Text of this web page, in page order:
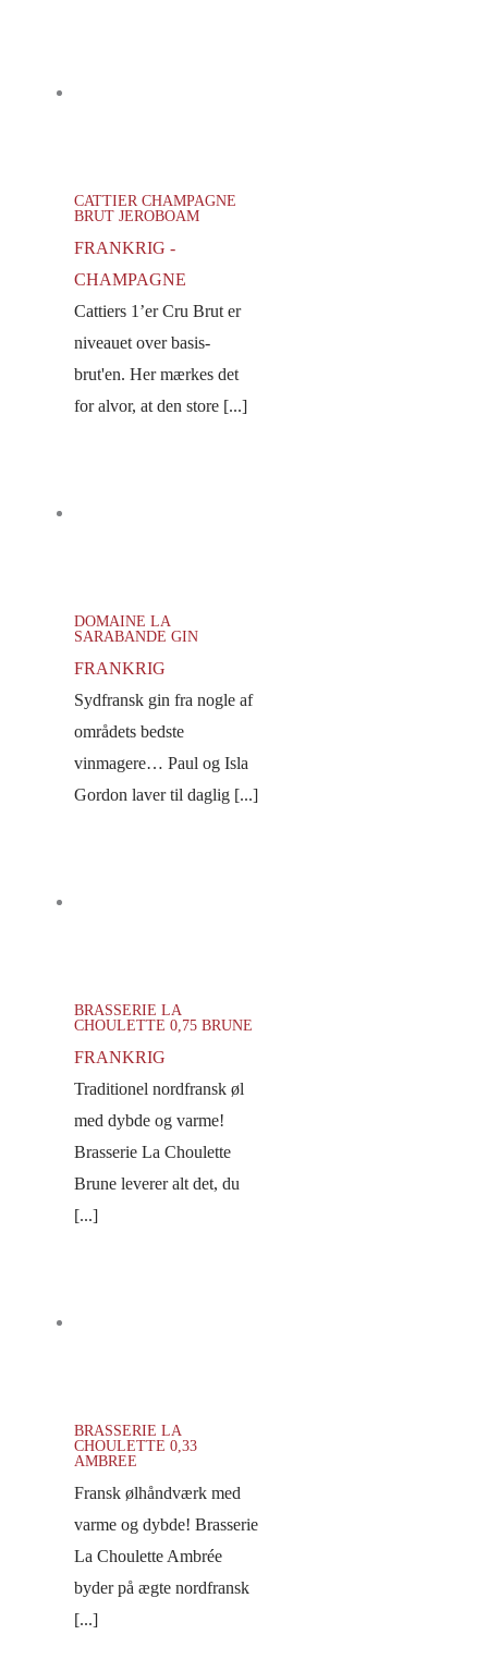
CATTIER CHAMPAGNE
BRUT JEROBOAM
FRANKRIG -
CHAMPAGNE
Cattiers 1’er Cru Brut er
niveauet over basis-
brut'en. Her mærkes det
for alvor, at den store [...]
DOMAINE LA
SARABANDE GIN
FRANKRIG
Sydfransk gin fra nogle af
områdets bedste
vinmagere… Paul og Isla
Gordon laver til daglig [...]
BRASSERIE LA
CHOULETTE 0,75 BRUNE
FRANKRIG
Traditionel nordfransk øl
med dybde og varme!
Brasserie La Choulette
Brune leverer alt det, du
[...]
BRASSERIE LA
CHOULETTE 0,33
AMBREE
Fransk ølhåndværk med
varme og dybde! Brasserie
La Choulette Ambrée
byder på ægte nordfransk
[...]